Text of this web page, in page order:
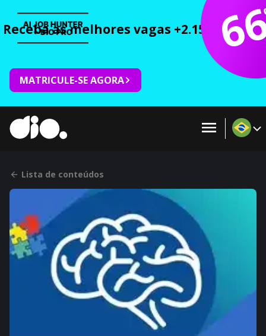
Receba as melhores vagas +2.150 cursos
MATRICULE-SE AGORA
Lista de conteúdos